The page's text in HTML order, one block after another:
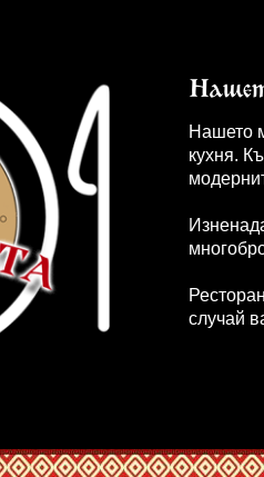
Нашето
кухня.
случай